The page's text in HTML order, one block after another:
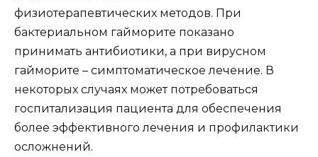
физиотерапевтических методов. При
бактериальном гайморите показано
принимать антибиотики, а при вирусном
гайморите – симптоматическое лечение. В
некоторых случаях может потребоваться
госпитализация пациента для обеспечения
более эффективного лечения и профилактики
осложнений.